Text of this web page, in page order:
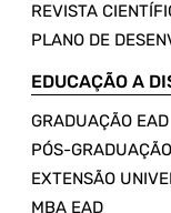
REVISTA
PLANO DE
EDUCAÇÃO A
GRADUAÇÃO EAD
PÓS-
EXTENSÃO
MBA EAD